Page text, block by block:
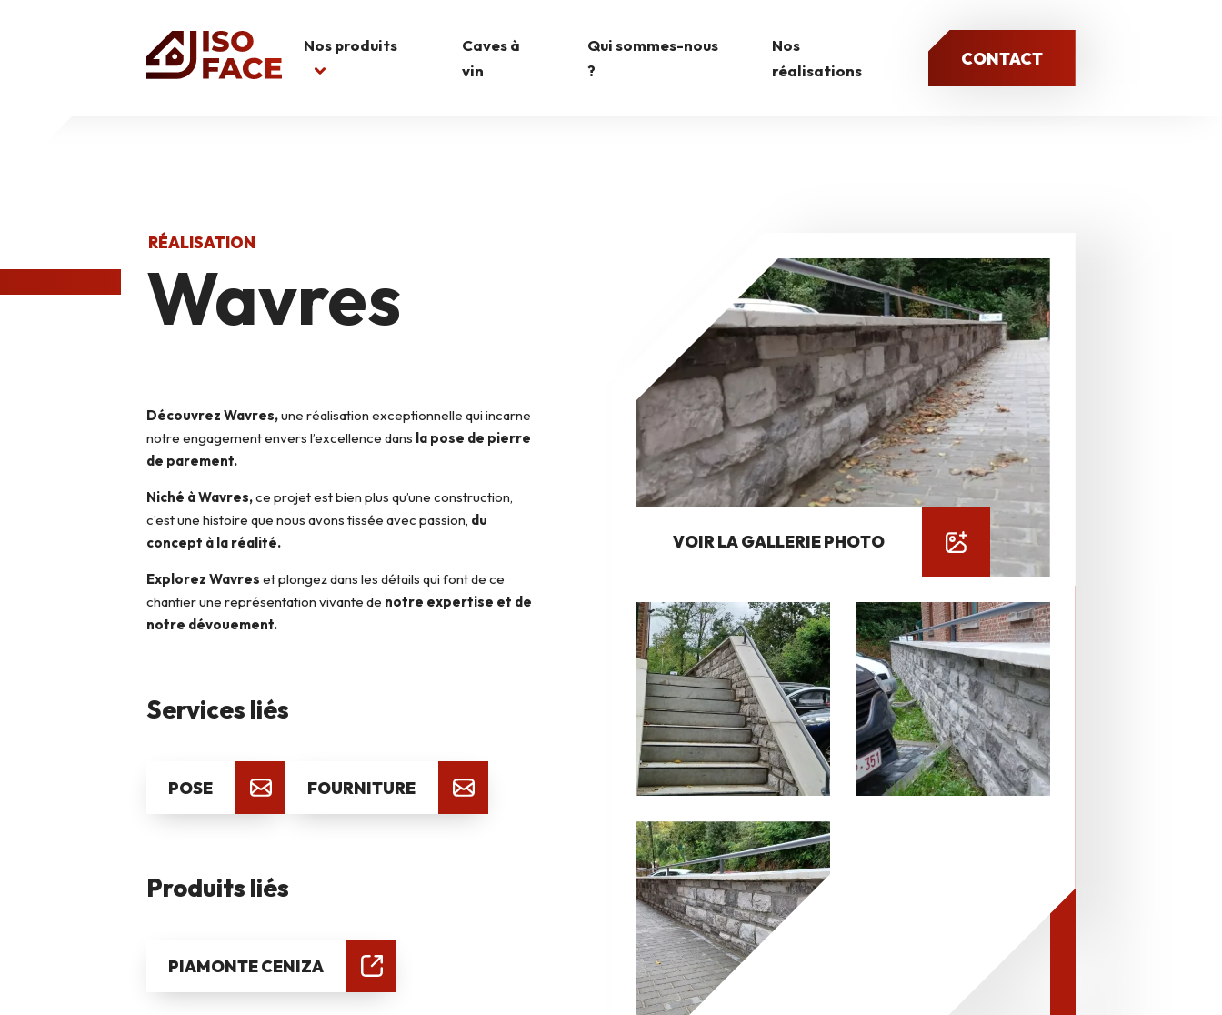
Nos produits
Caves à
vin
Qui sommes-nous
?
Nos
réalisations
CONTACT
RÉALISATION
Wavres
Découvrez Wavres,une réalisation exceptionnelle qui incarne
notre engagement envers l’excellence dans la pose de pierre
de parement.
Niché à Wavres,ce projet est bien plus qu’une construction,
c’est une histoire que nous avons tissée avec passion, du
concept à la réalité.
Explorez Wavreset plongez dans les détails qui font de ce
chantier une représentation vivante de notre expertise et de
notre dévouement.
Services liés
POSE FOURNITURE
Produits liés
PIAMONTE CENIZA
VOIR LA GALLERIE PHOTO